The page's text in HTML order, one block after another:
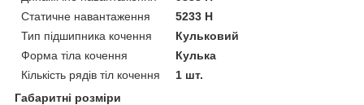
Статичне навантаження
5233 Н
Тип підшипника кочення
Кульковий
Форма тіла кочення
Кулька
Кількість рядів тіл кочення
1 шт.
Габаритні розміри